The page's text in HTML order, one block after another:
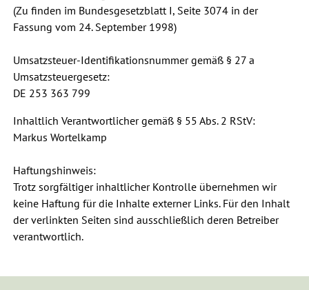
(Zu finden im Bundesgesetzblatt I, Seite 3074 in der
Fassung vom 24. September 1998)
Umsatzsteuer-Identifikationsnummer gemäß § 27 a
Umsatzsteuergesetz:
DE 253 363 799
Inhaltlich Verantwortlicher gemäß § 55 Abs. 2 RStV:
Markus Wortelkamp
Haftungshinweis:
Trotz sorgfältiger inhaltlicher Kontrolle übernehmen wir
keine Haftung für die Inhalte externer Links. Für den Inhalt
der verlinkten Seiten sind ausschließlich deren Betreiber
verantwortlich.